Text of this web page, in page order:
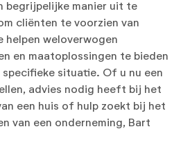
begrijpelijke manier uit te
cliënten te voorzien van
helpen weloverwogen
en maatoplossingen te bieden
situatie. Of u nu een
advies nodig heeft bij het
een huis of hulp zoekt bij het
van een onderneming, Bart